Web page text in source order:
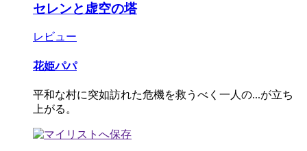
セレンと虚空の塔
レビュー
花姫パパ
平和な村に突如訪れた危機を救うべく一人の...が立ち
上がる。